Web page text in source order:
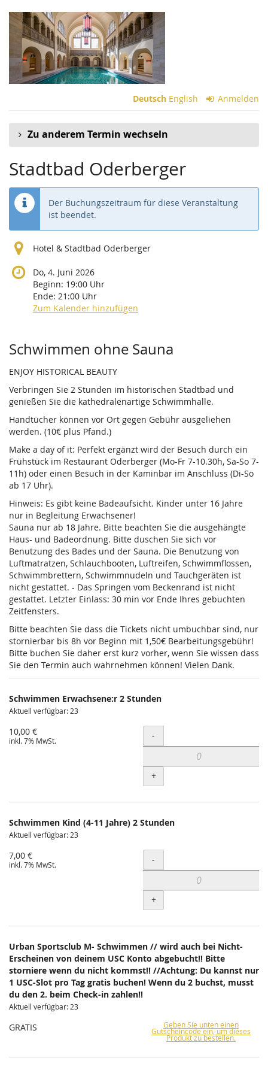
Zum
Haupt-
Inhalt
springen
Deutsch English Anmelden
Zu anderem Termin wechseln
Stadtbad Oderberger
Der Buchungszeitraum für diese Veranstaltung
ist beendet.
Hotel & Stadtbad Oderberger
Do, 4. Juni 2026
Beginn: 19:00 Uhr
Ende: 21:00 Uhr
Zum Kalender hinzufügen
Produkte
Schwimmen ohne Sauna
ENJOY HISTORICAL BEAUTY
Verbringen Sie 2 Stunden im historischen Stadtbad und
genießen Sie die kathedralenartige Schwimmhalle.
Handtücher können vor Ort gegen Gebühr ausgeliehen
werden. (10€ plus Pfand.)
Make a day of it: Perfekt ergänzt wird der Besuch durch ein
Frühstück im Restaurant Oderberger (Mo-Fr 7-10.30h, Sa-So 7-
11h) oder einen Besuch in der Kaminbar im Anschluss (Di-So
ab 17 Uhr).
Hinweis: Es gibt keine Badeaufsicht. Kinder unter 16 Jahre
nur in Begleitung Erwachsener!
Sauna nur ab 18 Jahre. Bitte beachten Sie die ausgehängte
Haus- und Badeordnung. Bitte duschen Sie sich vor
Benutzung des Bades und der Sauna. Die Benutzung von
Luftmatratzen, Schlauchbooten, Luftreifen, Schwimmflossen,
Schwimmbrettern, Schwimmnudeln und Tauchgeräten ist
nicht gestattet. - Das Springen vom Beckenrand ist nicht
gestattet. Letzter Einlass: 30 min vor Ende Ihres gebuchten
Zeitfensters.
Bitte beachten Sie dass die Tickets nicht umbuchbar sind, nur
stornierbar bis 8h vor Beginn mit 1,50€ Bearbeitungsgebühr!
Bitte buchen Sie daher erst kurz vorher, wenn Sie wissen dass
Sie den Termin auch wahrnehmen können! Vielen Dank.
Schwimmen Erwachsene:r 2 Stunden
Aktuell verfügbar: 23
10,00 €
inkl. 7% MwSt. Menge
-
+
Schwimmen Kind (4-11 Jahre) 2 Stunden
Aktuell verfügbar: 23
7,00 €
inkl. 7% MwSt. Menge
-
+
Urban Sportsclub M- Schwimmen // wird auch bei Nicht-
Erscheinen von deinem USC Konto abgebucht!! Bitte
storniere wenn du nicht kommst!! //Achtung: Du kannst nur
1 USC-Slot pro Tag gratis buchen! Wenn du 2 buchst, musst
du den 2. beim Check-in zahlen!!
Aktuell verfügbar: 23
GRATIS Geben Sie unten einen
Gutscheincode ein, um dieses
Produkt zu bestellen.